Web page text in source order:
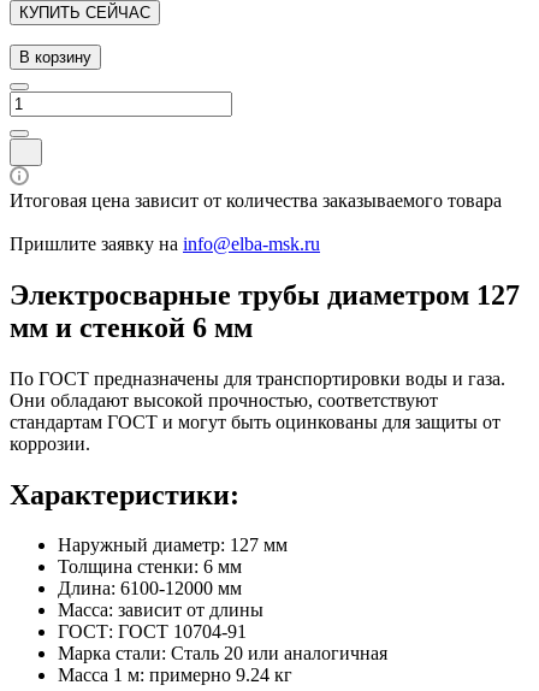
КУПИТЬ СЕЙЧАС
В корзину
Итоговая цена зависит от количества заказываемого товара
Пришлите заявку на info@elba-msk.ru
Электросварные трубы диаметром 127
мм и стенкой 6 мм
По ГОСТ предназначены для транспортировки воды и газа.
Они обладают высокой прочностью, соответствуют
стандартам ГОСТ и могут быть оцинкованы для защиты от
коррозии.
Характеристики:
Наружный диаметр: 127 мм
Толщина стенки: 6 мм
Длина: 6100-12000 мм
Масса: зависит от длины
ГОСТ: ГОСТ 10704-91
Марка стали: Сталь 20 или аналогичная
Масса 1 м: примерно 9.24 кг